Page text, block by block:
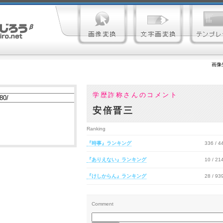
画
学歴詐称さんのコメント
安倍晋三
Ranking
『時事』ランキング 336 /
『ありえない』ランキング 10 /
『けしからん』ランキング 28 /
Comment